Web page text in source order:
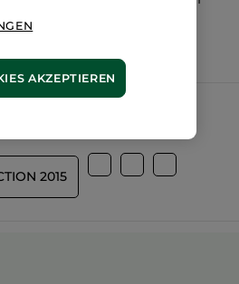
unsere Felder
2015
AKZEPTIEREN